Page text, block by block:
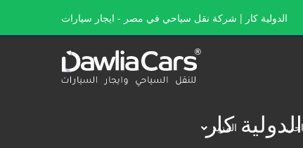
الدولية كار | شركة نقل سياحي في مصر - ايجار سيارات
المزيد